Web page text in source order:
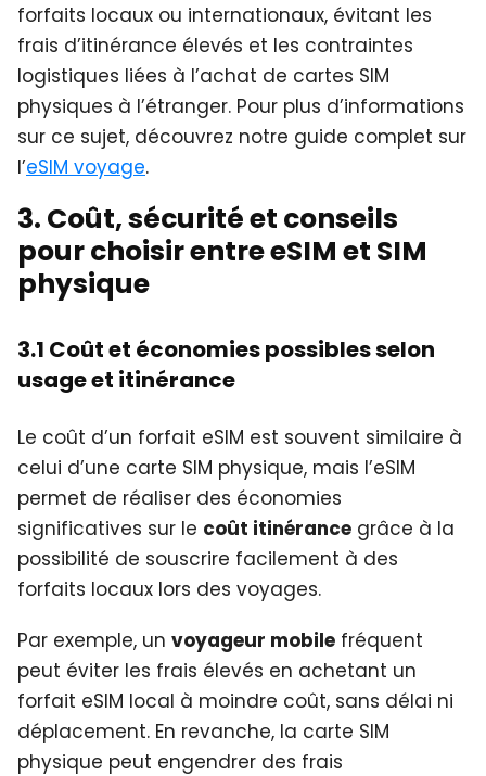
forfaits locaux ou internationaux, évitant les
frais d’itinérance élevés et les contraintes
logistiques liées à l’achat de cartes SIM
physiques à l’étranger. Pour plus d’informations
sur ce sujet, découvrez notre guide complet sur
l’eSIM voyage.
3. Coût, sécurité et conseils
pour choisir entre eSIM et SIM
physique
3.1 Coût et économies possibles selon
usage et itinérance
Le coût d’un forfait eSIM est souvent similaire à
celui d’une carte SIM physique, mais l’eSIM
permet de réaliser des économies
significatives sur le coût itinérance grâce à la
possibilité de souscrire facilement à des
forfaits locaux lors des voyages.
Par exemple, un voyageur mobile fréquent
peut éviter les frais élevés en achetant un
forfait eSIM local à moindre coût, sans délai ni
déplacement. En revanche, la carte SIM
physique peut engendrer des frais